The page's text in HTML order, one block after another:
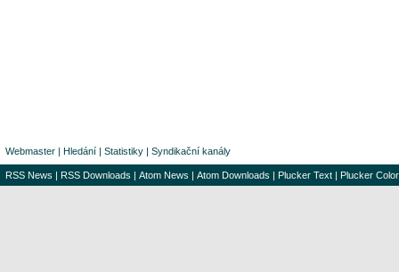
Webmaster | Hledání | Statistiky | Syndikační kanály
RSS News | RSS Downloads | Atom News | Atom Downloads | Plucker Text | Plucker Color